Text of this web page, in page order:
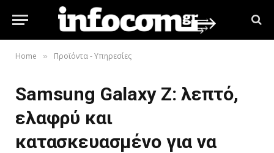
Home » Προϊόντα - Υπηρεσίες
Samsung Galaxy Z: λεπτό,
ελαφρύ και
κατασκευασμένο για να